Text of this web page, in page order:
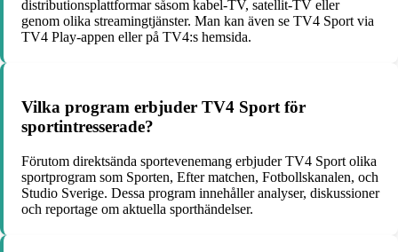
distributionsplattformar såsom kabel-TV, satellit-TV eller
genom olika streamingtjänster. Man kan även se TV4 Sport via
TV4 Play-appen eller på TV4:s hemsida.
Vilka program erbjuder TV4 Sport för
sportintresserade?
Förutom direktsända sportevenemang erbjuder TV4 Sport olika
sportprogram som Sporten, Efter matchen, Fotbollskanalen, och
Studio Sverige. Dessa program innehåller analyser, diskussioner
och reportage om aktuella sporthändelser.